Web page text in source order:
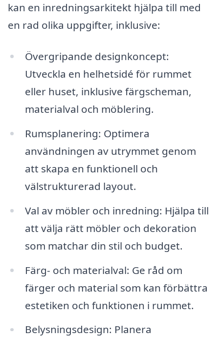
kan en inredningsarkitekt hjälpa till med
en rad olika uppgifter, inklusive:
Övergripande designkoncept:
Utveckla en helhetsidé för rummet
eller huset, inklusive färgscheman,
materialval och möblering.
Rumsplanering: Optimera
användningen av utrymmet genom
att skapa en funktionell och
välstrukturerad layout.
Val av möbler och inredning: Hjälpa till
att välja rätt möbler och dekoration
som matchar din stil och budget.
Färg- och materialval: Ge råd om
färger och material som kan förbättra
estetiken och funktionen i rummet.
Belysningsdesign: Planera